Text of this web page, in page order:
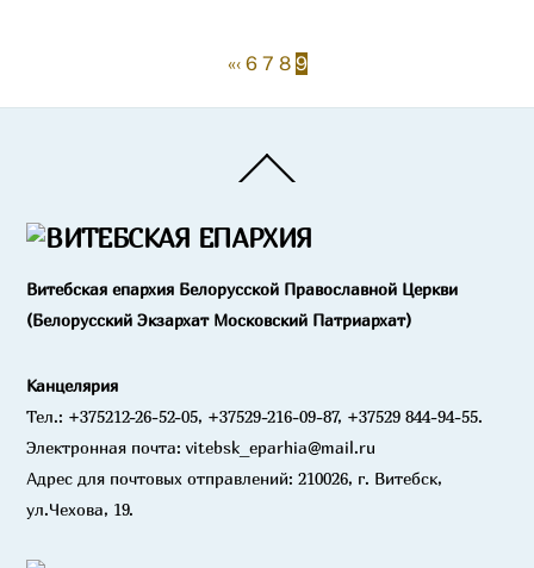
«‹ 6 7 8 9
To
Витебская епархия Белорусской Православной Церкви
(Белорусский Экзархат Московский Патриархат)
Канцелярия
Тел.: +375212-26-52-05, +37529-216-09-87, +37529 844-94-55.
Электронная почта: vitebsk_eparhia@mail.ru
Адрес для почтовых отправлений: 210026, г. Витебск,
ул.Чехова, 19.